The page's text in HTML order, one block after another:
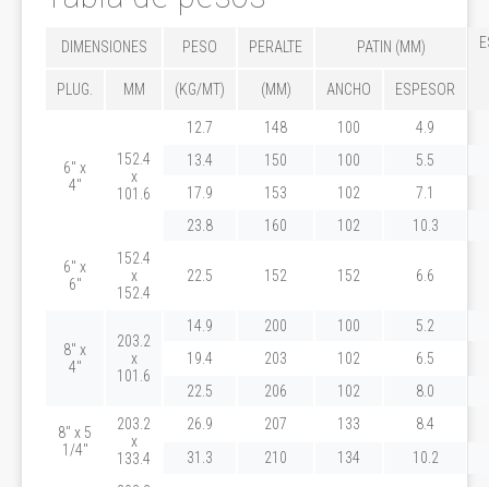
DIMENSIONES PESO PERALTE PATIN (MM)
PLUG. MM (KG/MT) (MM) ANCHO ESPESOR
6" x
4"
152.4
x
101.6
12.7 148 100
4.9
13.4
150 100
5.5
17.9
153 102
7.1
23.8
160 102 10.3
6" x
6"
152.4
x
152.4
22.5 152 152 6.6
8" x
4"
203.2
x
101.6
14.9 200 100
5.2
19.4
203 102
6.5
22.5
206 102 8.0
8" x 5
1/4"
203.2
x
133.4
26.9 207 133
8.4
31.3
210 134
10.2